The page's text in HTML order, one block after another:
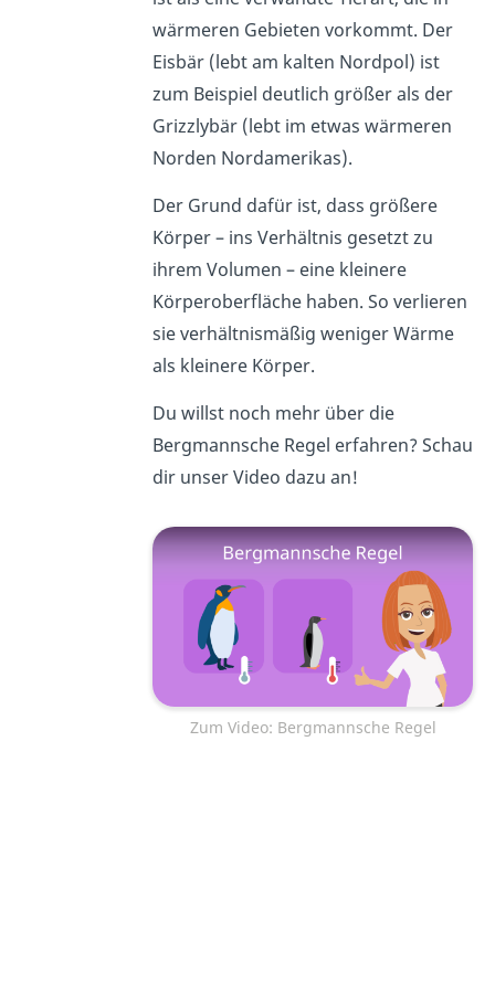
wärmeren Gebieten vorkommt. Der
Eisbär (lebt am kalten Nordpol) ist
zum Beispiel deutlich größer als der
Grizzlybär (lebt im etwas wärmeren
Norden Nordamerikas).
Der Grund dafür ist, dass größere
Körper – ins Verhältnis gesetzt zu
ihrem Volumen – eine kleinere
Körperoberfläche haben. So verlieren
sie verhältnismäßig weniger Wärme
als kleinere Körper.
Du willst noch mehr über die
Bergmannsche Regel erfahren? Schau
dir unser Video dazu an!
Zum Video: Bergmannsche Regel